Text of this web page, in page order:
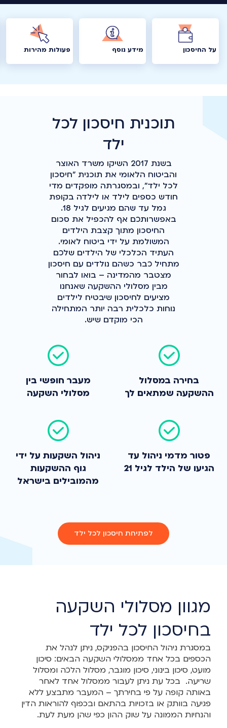
על החיסכון מידע נוסף פעולות מהירות
תוכנית חיסכון לכל
ילד
בשנת 2017 השיקו משרד האוצר
והביטוח הלאומי את תוכנית "חיסכון
לכל ילד", ובמסגרתה מופקדים מדי
חודש כספים לילד או לילדה בקופת
גמל עד שהם מגיעים לגיל 18.
באפשרותכם אף להכפיל את סכום
החיסכון מתוך קצבת הילדים
המשולמת על ידי ביטוח לאומי.
העתיד הכלכלי של הילדים שלכם
מתחיל כבר כשהם נולדים עם חיסכון
מצטבר מהמדינה – בואו לבחור
מבין מסלולי ההשקעה שאנחנו
מציעים לחיסכון שיבטיח לילדים
נוחות כלכלית רבה יותר המתחילה
הכי מוקדם שיש.
בחירה במסלול
ההשקעה שמתאים לך
מעבר חופשי בין
מסלולי השקעה
פטור מדמי ניהול עד
הגיעו של הילד לגיל 21
ניהול השקעות על ידי
גוף ההשקעות
מהמובילים בישראל
לפתיחת חיסכון לכל ילד
מגוון מסלולי השקעה
בחיסכון לכל ילד
במסגרת ניהול החיסכון בהפניקס, ניתן לנהל את
הכספים בכל אחד ממסלולי השקעה הבאים: סיכון
מועט, סיכון בינוני, סיכון מוגבר, מסלול הלכה ומסלול
שריעה. בכל עת ניתן לעבור ממסלול אחד לאחר
באותה קופה על פי בחירתך – המעבר מתבצע ללא
פגיעה בוותק או בזכויות בהתאם ובכפוף להוראות הדין
והנחיות הממונה על שוק ההון כפי שהן מעת לעת.